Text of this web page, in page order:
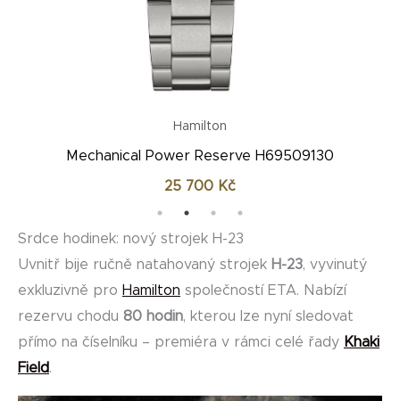
Hamilton
Mechanical Power Reserve H69509910
23 300 Kč
Srdce hodinek: nový strojek H-23
Uvnitř bije ručně natahovaný strojek H-23, vyvinutý
exkluzivně pro Hamilton společností ETA. Nabízí
rezervu chodu 80 hodin, kterou lze nyní sledovat
přímo na číselníku – premiéra v rámci celé řady Khaki
Field.